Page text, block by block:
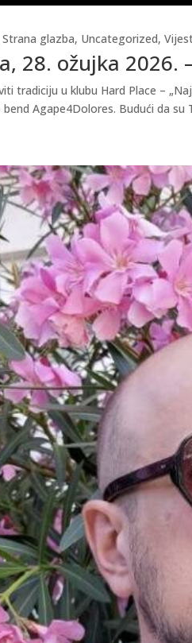
28. ožujka 2026.
Strana glazba, Uncategorized,
tradiciju u klubu Hard Place –
Agape4Dolores. Budući da su